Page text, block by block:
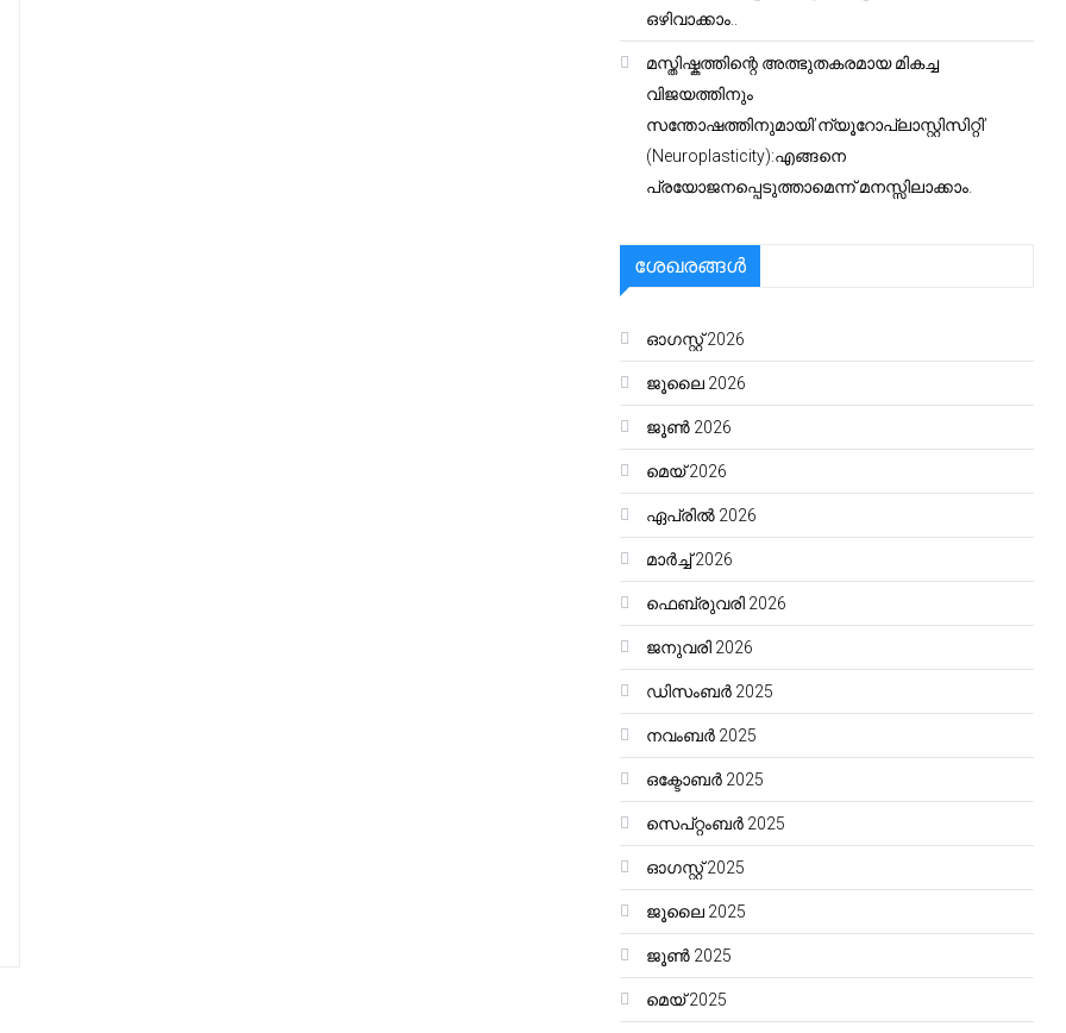
ഒഴിവാക്കാം..
മസ്തിഷ്കത്തിന്റെ അത്ഭുതകരമായ മികച്ച
വിജയത്തിനും
സന്തോഷത്തിനുമായി’ന്യൂറോപ്ലാസ്റ്റിസിറ്റി’
(Neuroplasticity):എങ്ങനെ
പ്രയോജനപ്പെടുത്താമെന്ന് മനസ്സിലാക്കാം.
ശേഖരങ്ങൾ
ഓഗസ്റ്റ്‌ 2026
ജൂലൈ 2026
ജൂൺ 2026
മെയ്‌ 2026
ഏപ്രിൽ 2026
മാർച്ച്‌ 2026
ഫെബ്രുവരി 2026
ജനുവരി 2026
ഡിസംബർ 2025
നവംബർ 2025
ഒക്ടോബർ 2025
സെപ്റ്റംബർ 2025
ഓഗസ്റ്റ്‌ 2025
ജൂലൈ 2025
ജൂൺ 2025
മെയ്‌ 2025